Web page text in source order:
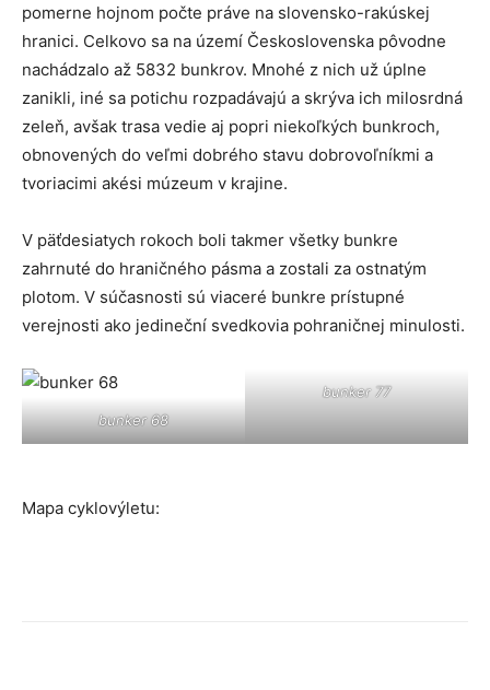
pomerne hojnom počte práve na slovensko-rakúskej
hranici. Celkovo sa na území Československa pôvodne
nachádzalo až 5832 bunkrov. Mnohé z nich už úplne
zanikli, iné sa potichu rozpadávajú a skrýva ich milosrdná
zeleň, avšak trasa vedie aj popri niekoľkých bunkroch,
obnovených do veľmi dobrého stavu dobrovoľníkmi a
tvoriacimi akési múzeum v krajine.
V päťdesiatych rokoch boli takmer všetky bunkre
zahrnuté do hraničného pásma a zostali za ostnatým
plotom. V súčasnosti sú viaceré bunkre prístupné
verejnosti ako jedineční svedkovia pohraničnej minulosti.
bunker 68
bunker 77
Mapa cyklovýletu: